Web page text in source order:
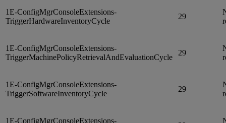
1E-ConfigMgrConsoleExtensions-
TriggerHardwareInventoryCycle
29
1E-ConfigMgrConsoleExtensions-
TriggerMachinePolicyRetrievalAndEvaluationCycle
29
1E-ConfigMgrConsoleExtensions-
TriggerSoftwareInventoryCycle
29
1E-ConfigMgrConsoleExtensions-